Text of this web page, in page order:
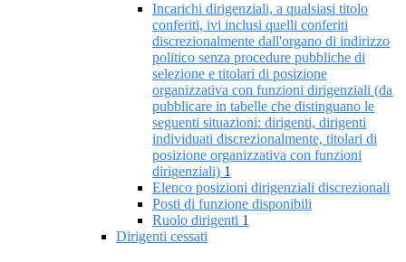
Incarichi dirigenziali, a qualsiasi titolo
conferiti, ivi inclusi quelli conferiti
discrezionalmente dall'organo di indirizzo
politico senza procedure pubbliche di
selezione e titolari di posizione
organizzativa con funzioni dirigenziali (da
pubblicare in tabelle che distinguano le
seguenti situazioni: dirigenti, dirigenti
individuati discrezionalmente, titolari di
posizione organizzativa con funzioni
dirigenziali) 1
Elenco posizioni dirigenziali discrezionali
Posti di funzione disponibili
Ruolo dirigenti 1
Dirigenti cessati